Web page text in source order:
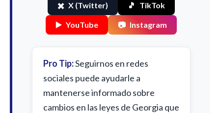
✖️ X (Twitter) 🎵 TikTok
▶️ YouTube 📷 Instagram
Pro Tip:Seguirnos en redes
sociales puede ayudarle a
mantenerse informado sobre
cambios en las leyes de Georgia que